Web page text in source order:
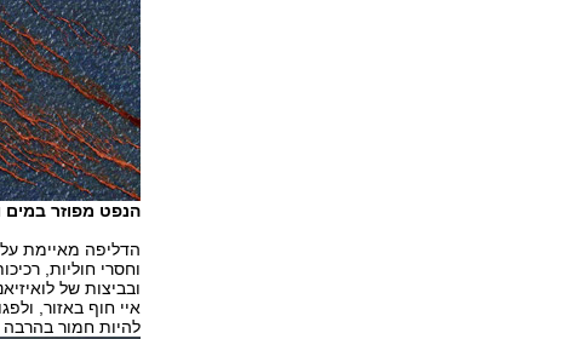
הנפט מפוזר במים
הדליפה מאיימת על
וחסרי חוליות,
ובביצות של
איי חוף באזור,
להיות חמור בהרבה